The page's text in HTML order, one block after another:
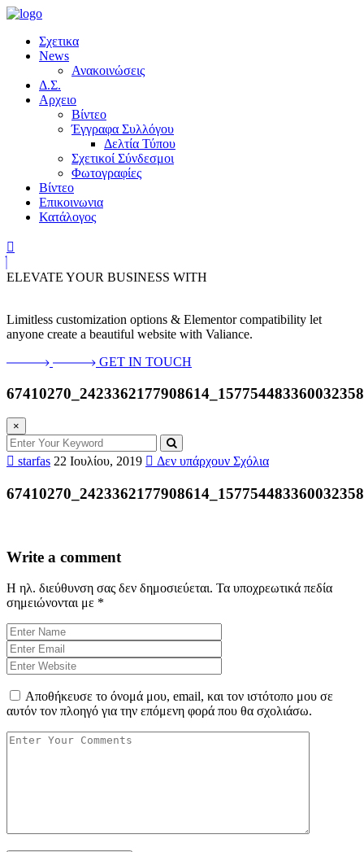
Σχετικα
News
Ανακοινώσεις
Δ.Σ.
Αρχειο
Βίντεο
Έγγραφα Συλλόγου
Δελτία Τύπου
Σχετικοί Σύνδεσμοι
Φωτογραφίες
Βίντεο
Επικοινωνια
Κατάλογος
ELEVATE YOUR BUSINESS WITH
Limitless customization options & Elementor compatibility let
anyone create a beautiful website with Valiance.
GET IN TOUCH
×
starfas 22 Ιουλίου, 2019 Δεν υπάρχουν Σχόλια
Write a comment
Η ηλ. διεύθυνση σας δεν δημοσιεύεται. Τα υποχρεωτικά πεδία
σημειώνονται με *
Αποθήκευσε το όνομά μου, email, και τον ιστότοπο μου σε
αυτόν τον πλοηγό για την επόμενη φορά που θα σχολιάσω.